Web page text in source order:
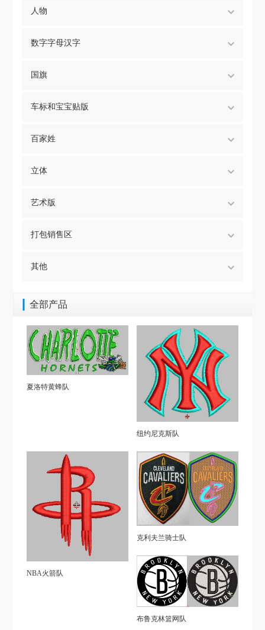
人物
数字字母汉字
国旗
车标和宝宝贴版
百家姓
立体
艺术版
打包销售区
其他
全部产品
夏洛特黄蜂队
纽约尼克斯队
NBA火箭队
克利夫兰骑士队
布鲁克林篮网队